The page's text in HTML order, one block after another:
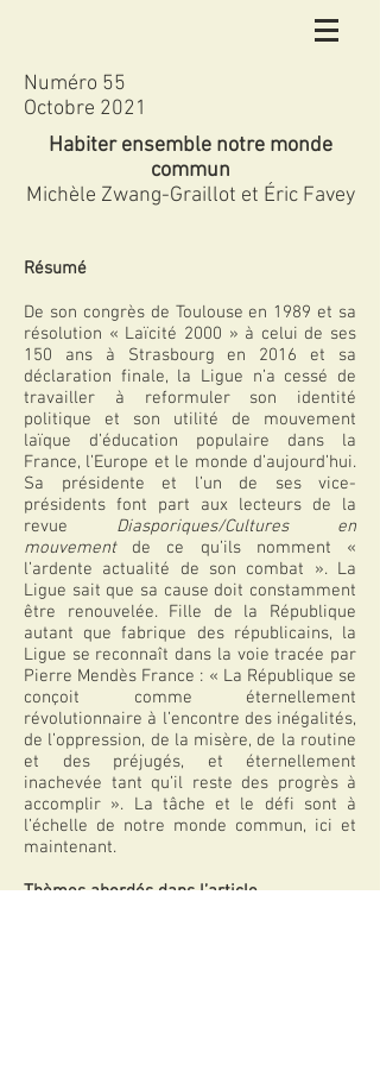
Résumé
De son congrès de Toulouse en 1989 et sa
résolution « Laïcité 2000 » à celui de ses
150 ans à Strasbourg en 2016 et sa
déclaration finale, la Ligue n’a cessé de
travailler à reformuler son identité
politique et son utilité de mouvement
laïque d’éducation populaire dans la
France, l’Europe et le monde d’aujourd’hui.
Sa présidente et l’un de ses vice-
présidents font part aux lecteurs de la
revue Diasporiques/Cultures en
mouvementde ce qu’ils nomment «
l’ardente actualité de son combat ». La
Ligue sait que sa cause doit constamment
être renouvelée. Fille de la République
autant que fabrique des républicains, la
Ligue se reconnaît dans la voie tracée par
Pierre Mendès France : « La République se
conçoit comme éternellement
révolutionnaire à l’encontre des inégalités,
de l’oppression, de la misère, de la routine
et des préjugés, et éternellement
inachevée tant qu’il reste des progrès à
accomplir ». La tâche et le défi sont à
l’échelle de notre monde commun, ici et
maintenant.
Thèmes abordés dans l’article
Habiter ensemble notre monde
commun
Michèle Zwang-Graillot et Éric Favey
Numéro 55
Octobre 2021